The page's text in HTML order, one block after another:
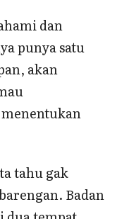
dan
punya satu
akan
tahu gak
Badan